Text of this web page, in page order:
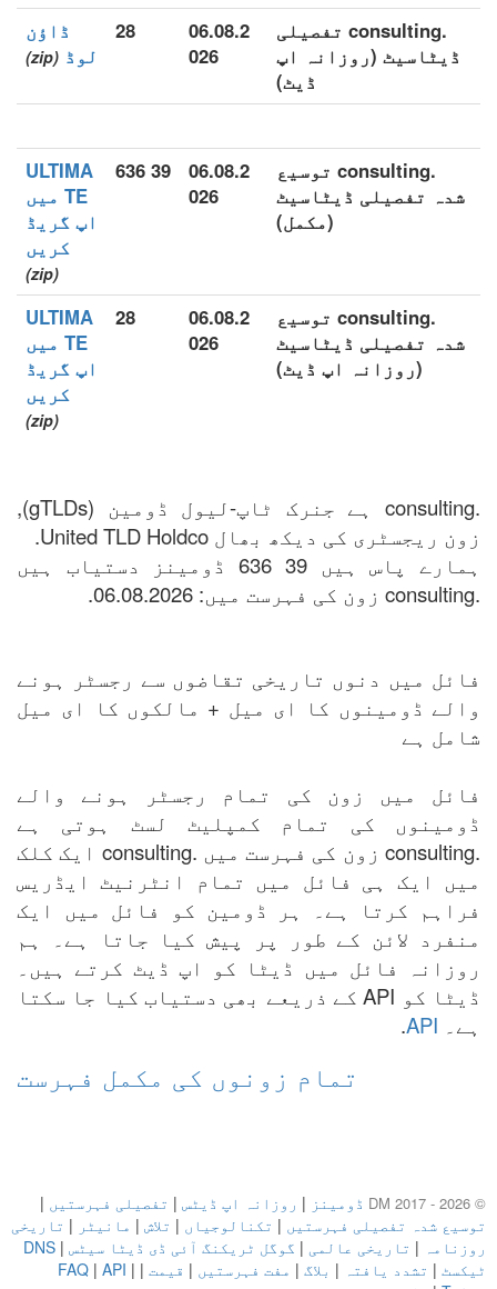
.consulting تفصیلی
ڈیٹاسیٹ (روزانہ اپ
ڈیٹ)
06.08.2
026
28
ڈاؤن
لوڈ (zip)
.consulting توسیع
شدہ تفصیلی ڈیٹاسیٹ
(مکمل)
06.08.2
026
39 636
ULTIMA
TE میں
اپ گریڈ
کریں
(zip)
.consulting توسیع
شدہ تفصیلی ڈیٹاسیٹ
(روزانہ اپ ڈیٹ)
06.08.2
026
28
ULTIMA
TE میں
اپ گریڈ
کریں
(zip)
.consulting ہے جنرک ٹاپ-لیول ڈومین (gTLDs),
زون ریجسٹری کی دیکھ بھال United TLD Holdco.
ہمارے پاس ہیں 39 636 ڈومینز دستیاب ہیں
.consulting زون کی فہرست میں: 06.08.2026.
فائل میں دنوں تاریخی تقاضوں سے رجسٹر ہونے
والے ڈومینوں کا ای میل + مالکوں کا ای میل
شامل ہے
فائل میں زون کی تمام رجسٹر ہونے والے
ڈومینوں کی تمام کمپلیٹ لسٹ ہوتی ہے
.consulting زون کی فہرست میں .consulting ایک کلک
میں ایک ہی فائل میں تمام انٹرنیٹ ایڈریس
فراہم کرتا ہے۔ ہر ڈومین کو فائل میں ایک
منفرد لائن کے طور پر پیش کیا جاتا ہے۔ ہم
روزانہ فائل میں ڈیٹا کو اپ ڈیٹ کرتے ہیں۔
ڈیٹا کو API کے ذریعے بھی دستیاب کیا جا سکتا
ہے۔ API
.
تمام زونوں کی مکمل فہرست
© DM 2017 - 2026 ڈومینز | روزانہ اپ ڈیٹس | تفصیلی فہرستیں |
توسیع شدہ تفصیلی فہرستیں | تکنالوجیاں | تلاش | مانیٹر | تاریخی
روزنامہ | تاریخی عالمی | گوگل ٹریکنگ آئی ڈی ڈیٹا سیٹس |
DNS
ٹیکسٹ | تشدد یافتہ | بلاگ | مفت فہرستیں | قیمت |
FAQ | API |